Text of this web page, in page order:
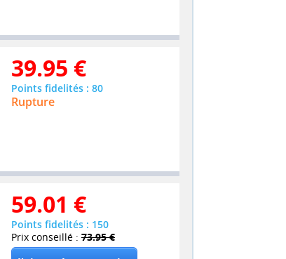
39.95 €
Points fidelités : 80
Rupture
59.01 €
Points fidelités : 150
Prix conseillé : 73.95 €